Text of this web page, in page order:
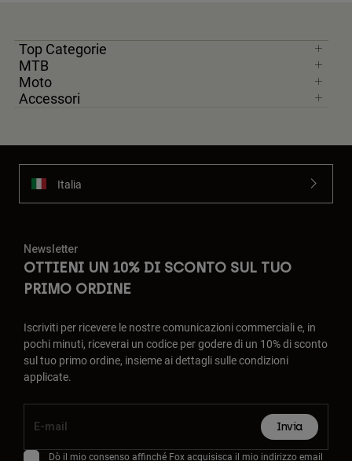
Top Categorie
MTB
Moto
Accessori
Italia
Newsletter
OTTIENI UN 10% DI SCONTO SUL TUO
PRIMO ORDINE
Iscriviti per ricevere le nostre comunicazioni commerciali e, in
pochi minuti, riceverai un codice per godere di un 10% di sconto
sul tuo primo ordine, insieme ai dettagli sulle condizioni
applicate.
Invia
Dò il mio consenso affinché Fox acquisisca il mio indirizzo email